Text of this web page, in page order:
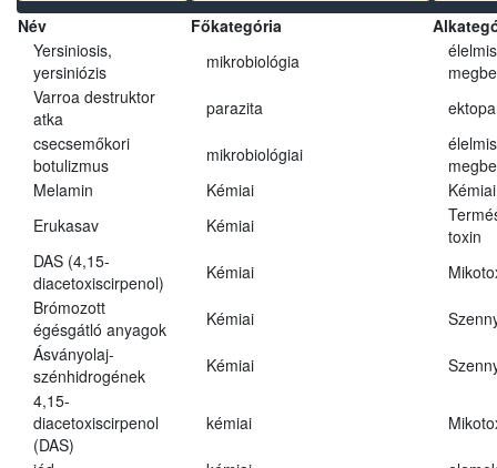
Név Főkategória
Yersiniosis,
yersiniózis
mikrobiológia
Varroa destruktor
atka
parazita
csecsemőkori
botulizmus
mikrobiológiai
Melamin
Kémiai
Kémiai
Erukasav
Kémiai
toxin
DAS (4,15-
diacetoxiscirpenol)
Kémiai
Brómozott
égésgátló anyagok
Kémiai
Ásványolaj-
szénhidrogének
Kémiai
4,15-
diacetoxiscirpenol
(DAS)
kémiai